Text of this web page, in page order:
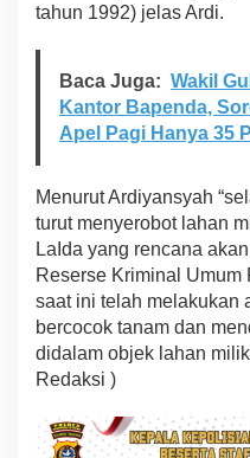
tahun 1992) jelas Ardi.
Baca Juga: Wakil
Kantor Bapenda,
Apel Pagi Hanya 35
Menurut Ardiyansyah
turut menyerobot lahan
LaIda yang rencana
Reserse Kriminal Umum
saat ini telah melakukan
bercocok tanam dan
didalam objek lahan
Redaksi )